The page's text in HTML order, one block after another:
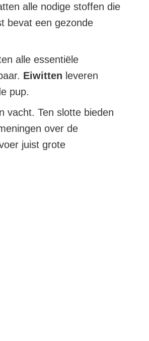
alle nodige stoffen die
bevat een gezonde
alle essentiële
Eiwitten leveren
pup.
vacht. Ten slotte bieden
over de
juist grote